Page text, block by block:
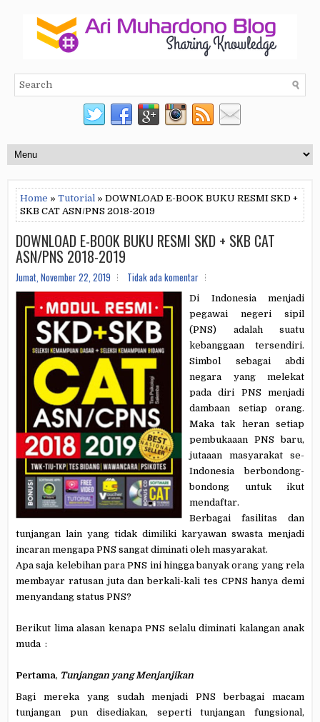
Home » Tutorial » DOWNLOAD E-BOOK BUKU RESMI SKD +
SKB CAT ASN/PNS 2018-2019
DOWNLOAD E-BOOK BUKU RESMI SKD + SKB CAT
ASN/PNS 2018-2019
Jumat, November 22, 2019 Tidak ada komentar
Di Indonesia menjadi
pegawai negeri sipil
(PNS) adalah suatu
kebanggaan tersendiri.
Simbol sebagai abdi
negara yang melekat
pada diri PNS menjadi
dambaan setiap orang.
Maka tak heran setiap
pembukaaan PNS baru,
jutaaan masyarakat se-
Indonesia berbondong-
bondong untuk ikut
mendaftar.
Berbagai fasilitas dan
tunjangan lain yang tidak dimiliki karyawan swasta menjadi
incaran mengapa PNS sangat diminati oleh masyarakat.
Apa saja kelebihan para PNS ini hingga banyak orang yang rela
membayar ratusan juta dan berkali-kali tes CPNS hanya demi
menyandang status PNS?
Berikut lima alasan kenapa PNS selalu diminati kalangan anak
muda :
Pertama, Tunjangan yang Menjanjikan
Bagi mereka yang sudah menjadi PNS berbagai macam
tunjangan pun disediakan, seperti tunjangan fungsional,